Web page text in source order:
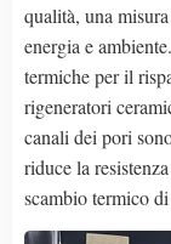
qualità, una
energia e
termiche per il
rigeneratori
canali dei pori
riduce la
scambio termico